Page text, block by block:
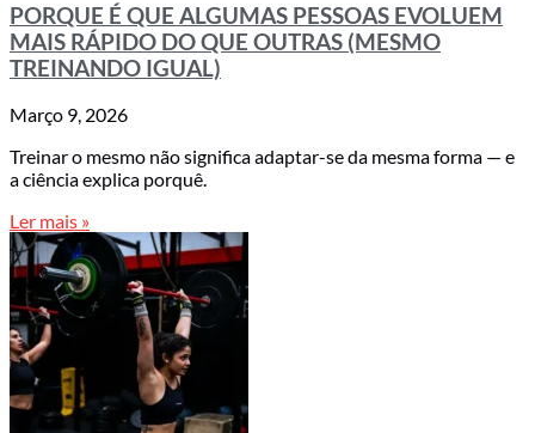
PORQUE É QUE ALGUMAS PESSOAS EVOLUEM
MAIS RÁPIDO DO QUE OUTRAS (MESMO
TREINANDO IGUAL)
Março 9, 2026
Treinar o mesmo não significa adaptar-se da mesma forma — e
a ciência explica porquê.
Ler mais »